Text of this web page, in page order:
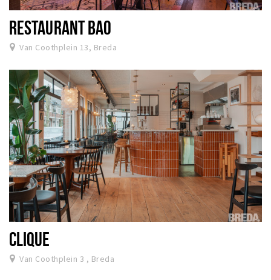
RESTAURANT BAO
Van Coothplein 13, Breda
CLIQUE
Van Coothplein 3 , Breda